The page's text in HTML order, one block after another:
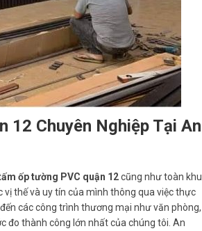
12 Chuyên Nghiệp Tại An
ốp tường PVC quận 12cũng như toàn khu
vị thế và uy tín của mình thông qua việc thực
các công trình thương mại như văn phòng,
đo thành công lớn nhất của chúng tôi. An